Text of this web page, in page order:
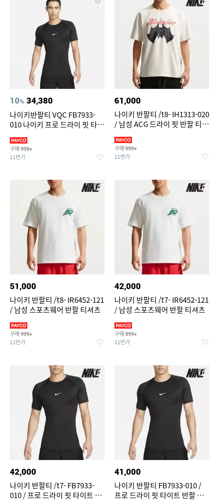
10% 34,380
나이키반팔티 VQC FB7933-
010 나이키 프로 드라이 핏 타이
구매 999+
11번가
61,000
나이키 반팔티 /t8- IH1313-020
/ 남성 ACG 드라이 핏 반팔 티셔
구매 999+
11번가
51,000
나이키 반팔티 /t8- IR6452-121
/ 남성 스포츠웨어 반팔 티셔츠
구매 999+
11번가
42,000
나이키 반팔티 /t7- IR6452-121
/ 남성 스포츠웨어 반팔 티셔츠
구매 999+
11번가
42,000
나이키 반팔티 /t7- FB7933-
010 / 프로 드라이 핏 타이트 반
41,000
나이키 반팔티 FB7933-010 /
프로 드라이 핏 타이트 반팔 피